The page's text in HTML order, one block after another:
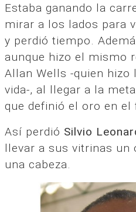
Estaba ganando la
mirar a los lados para
y perdió tiempo.
aunque hizo el mismo
Allan Wells -quien hizo
vida-, al llegar a la
que definió el oro en el
Así perdió Silvio
llevar a sus vitrinas
una cabeza.